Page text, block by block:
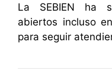
La SEBIEN ha
abiertos incluso
para seguir